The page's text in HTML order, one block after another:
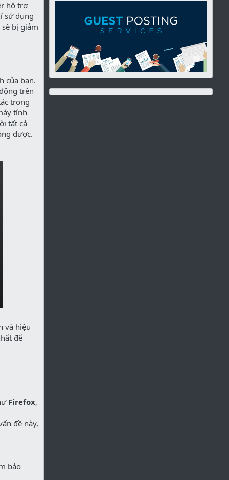
hỗ trợ
sử dụng
bị giảm
của bạn.
trên
trong
tính
tất cả
được.
và hiệu
để
Firefox,
đề này,
bảo